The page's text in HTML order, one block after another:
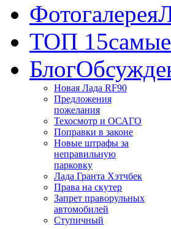
Фотогалерея
ТОП 15
Блог
Новая Лада RF90
Предложения
пожелания
Техосмотр и ОСАГО
Поправки в законе
Новые штрафы за
неправильную
парковку
Лада Гранта Хэтчбек
Права на скутер
Запрет праворульных
автомобилей
Ступичный